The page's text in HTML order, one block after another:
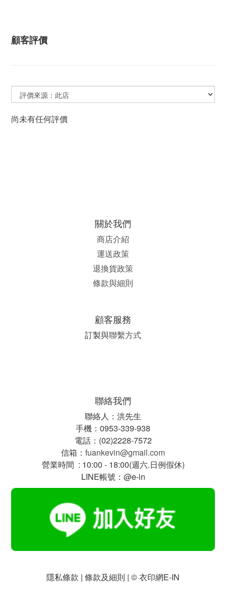
顧客評價
尚未有任何評價
關於我們
商店介紹
運送政策
退換貨政策
條款與細則
顧客服務
訂製與聯繫方式
聯絡我們
聯絡人：洪先生
手機：0953-339-938
電話：(02)2228-7572
信箱： fuankevin@gmail.com
營業時間 : 10:00 - 18:00(週六.日例假休)
LINE帳號：@e-in
隱私條款 | 條款及細則 | © 衣印網E-IN